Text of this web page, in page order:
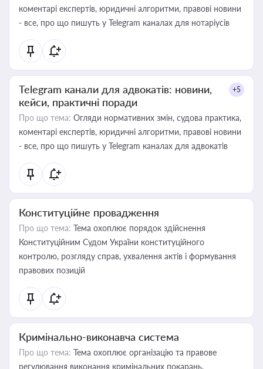
коментарі експертів, юридичні алгоритми, правові новини
- все, про що пишуть у Telegram каналах для нотаріусів
Telegram канали для адвокатів: новини,
кейси, практичні поради
+5
Про що тема: Огляди нормативних змін, судова практика,
коментарі експертів, юридичні алгоритми, правові новини
- все, про що пишуть у Telegram каналах для адвокатів
Конституційне провадження
Про що тема: Тема охоплює порядок здійснення
Конституційним Судом України конституційного
контролю, розгляду справ, ухвалення актів і формування
правових позицій
Кримінально-виконавча система
Про що тема: Тема охоплює організацію та правове
регулювання виконання кримінальних покарань,